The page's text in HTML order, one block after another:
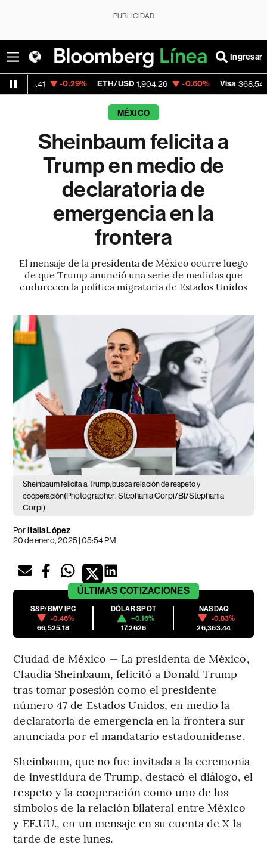
PUBLICIDAD
Ingresar
-0.29% ETH/USD 1,904.26 -0.60% Visa 368.54 -0.28%
MÉXICO
Sheinbaum felicita a
Trump en medio de
declaratoria de
emergencia en la
frontera
El mensaje de la presidenta de México ocurre luego
de que Trump anunció una serie de medidas que
endurecen la política migratoria de Estados Unidos
Sheinbaum felicita a Trump, busca relación de respeto y
cooperación(Photographer: Stephania Corpi/Bl/Stephania
Corpi)
PorItalia López
20 de enero, 2025 | 05:54 PM
ÚLTIMAS COTIZACIONES
S&P/BMV IPC
-0.46%
66,525.18
DÓLAR SPOT
+0.16%
17.2626
NASDAQ
-0.83%
26,363.44
Ciudad de México — La presidenta de México,
Claudia Sheinbaum, felicitó a Donald Trump
tras tomar posesión como el presidente
número 47 de Estados Unidos, en medio la
declaratoria de emergencia en la frontera sur
anunciada por el mandatario estadounidense.
Sheinbaum, que no fue invitada a la ceremonia
de investidura de Trump, destacó el diálogo, el
respeto y la cooperación como uno de los
símbolos de la relación bilateral entre México
y EE.UU., en un mensaje en su cuenta de X la
tarde de este lunes.